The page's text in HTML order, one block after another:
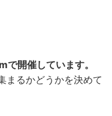
開催しています。
まるかどうかを決めて